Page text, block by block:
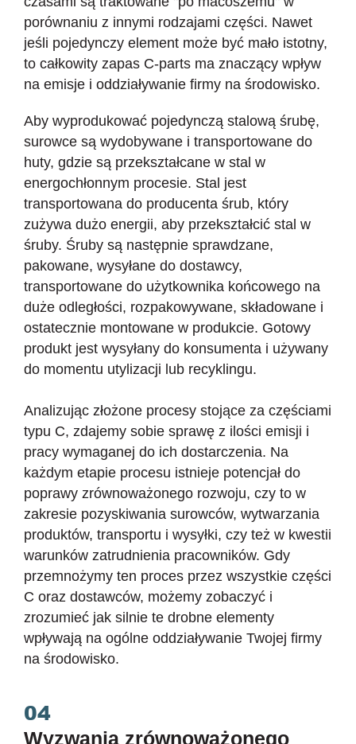
porównaniu z innymi rodzajami części. Nawet
jeśli pojedynczy element może być mało istotny,
to całkowity zapas C-parts ma znaczący wpływ
na emisje i oddziaływanie firmy na środowisko.
Aby wyprodukować pojedynczą stalową śrubę,
surowce są wydobywane i transportowane do
huty, gdzie są przekształcane w stal w
energochłonnym procesie. Stal jest
transportowana do producenta śrub, który
zużywa dużo energii, aby przekształcić stal w
śruby. Śruby są następnie sprawdzane,
pakowane, wysyłane do dostawcy,
transportowane do użytkownika końcowego na
duże odległości, rozpakowywane, składowane i
ostatecznie montowane w produkcie. Gotowy
produkt jest wysyłany do konsumenta i używany
do momentu utylizacji lub recyklingu.
Analizując złożone procesy stojące za częściami
typu C, zdajemy sobie sprawę z ilości emisji i
pracy wymaganej do ich dostarczenia. Na
każdym etapie procesu istnieje potencjał do
poprawy zrównoważonego rozwoju, czy to w
zakresie pozyskiwania surowców, wytwarzania
produktów, transportu i wysyłki, czy też w kwestii
warunków zatrudnienia pracowników. Gdy
przemnożymy ten proces przez wszystkie części
C oraz dostawców, możemy zobaczyć i
zrozumieć jak silnie te drobne elementy
wpływają na ogólne oddziaływanie Twojej firmy
na środowisko.
04
Wyzwania zrównoważonego